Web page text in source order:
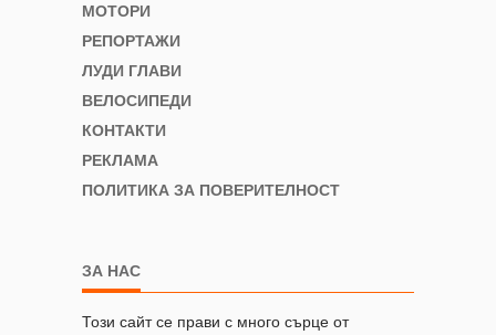
МОТОРИ
РЕПОРТАЖИ
ЛУДИ ГЛАВИ
ВЕЛОСИПЕДИ
КОНТАКТИ
РЕКЛАМА
ПОЛИТИКА ЗА ПОВЕРИТЕЛНОСТ
ЗА НАС
Този сайт се прави с много сърце от